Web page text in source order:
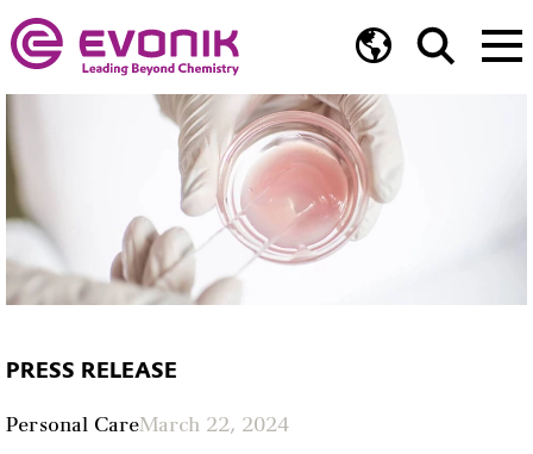
PRESS RELEASE
Personal CareMarch 22, 2024